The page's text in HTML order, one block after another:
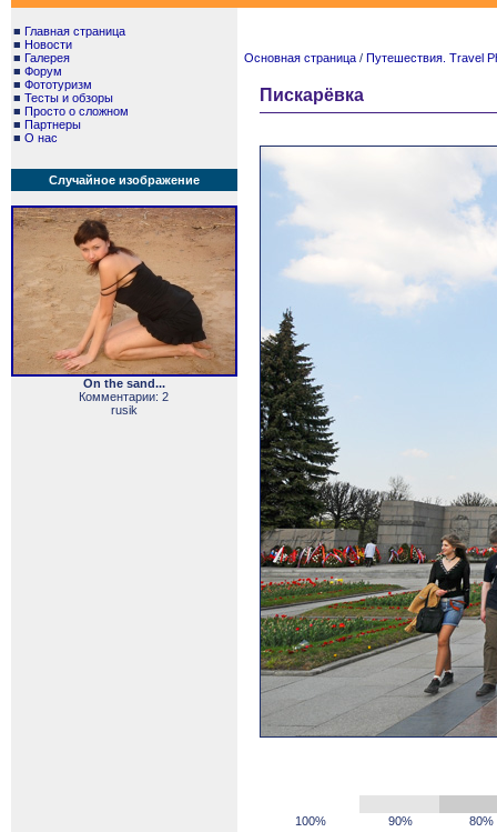
■ Главная страница
■ Новости
■ Галерея
■ Форум
■ Фототуризм
■ Тесты и обзоры
■ Просто о сложном
■ Партнеры
■ О нас
Случайное изображение
On the sand...
Комментарии: 2
rusik
Основная страница / Путешествия. Travel
Пискарёвка
100% 90% 80%